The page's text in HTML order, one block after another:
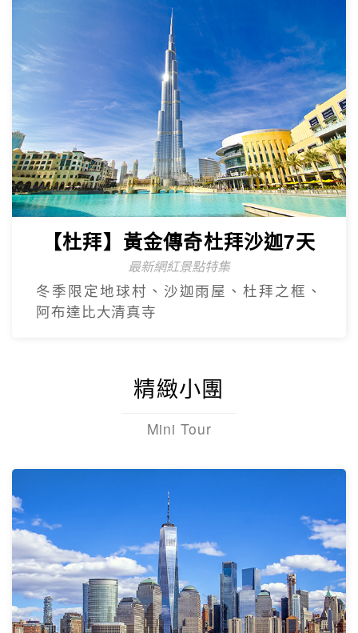
【杜拜】黃金傳奇杜拜沙迦7天
最新網紅景點特集
冬季限定地球村、沙迦⾬屋、杜拜之框、
阿布達比大清真寺
精緻小團
Mini Tour